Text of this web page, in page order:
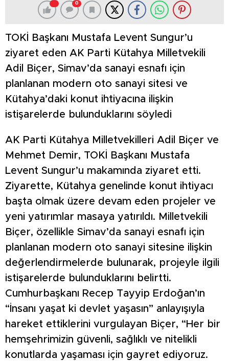
0
TOKİ Başkanı Mustafa Levent Sungur’u
ziyaret eden AK Parti Kütahya Milletvekili
Adil Biçer, Simav’da sanayi esnafı için
planlanan modern oto sanayi sitesi ve
Kütahya’daki konut ihtiyacına ilişkin
istişarelerde bulunduklarını söyledi
AK Parti Kütahya Milletvekilleri Adil Biçer ve
Mehmet Demir, TOKİ Başkanı Mustafa
Levent Sungur’u makamında ziyaret etti.
Ziyarette, Kütahya genelinde konut ihtiyacı
başta olmak üzere devam eden projeler ve
yeni yatırımlar masaya yatırıldı. Milletvekili
Biçer, özellikle Simav’da sanayi esnafı için
planlanan modern oto sanayi sitesine ilişkin
değerlendirmelerde bulunarak, projeyle ilgili
istişarelerde bulunduklarını belirtti.
Cumhurbaşkanı Recep Tayyip Erdoğan’ın
“İnsanı yaşat ki devlet yaşasın” anlayışıyla
hareket ettiklerini vurgulayan Biçer, “Her bir
hemşehrimizin güvenli, sağlıklı ve nitelikli
konutlarda yaşaması için gayret ediyoruz.